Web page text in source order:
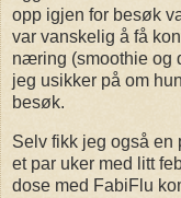
opp igjen for besøk
var vanskelig å få
næring (smoothie og
jeg usikker på om
besøk.
Selv fikk jeg også en
et par uker med litt
dose med FabiFlu